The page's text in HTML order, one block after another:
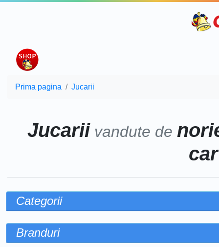
Prima pagina Jucarii
Jucarii vandute de
Categorii
Branduri